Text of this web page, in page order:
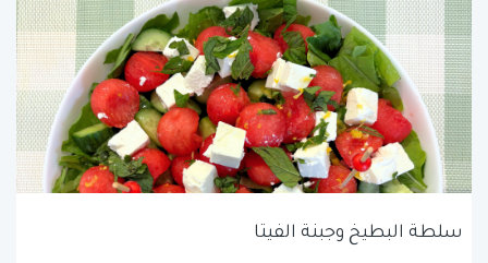
سلطة البطيخ وجبنة الفيتا